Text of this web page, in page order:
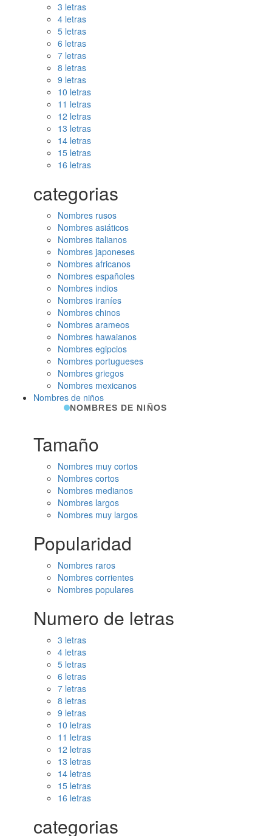
3 letras
4 letras
5 letras
6 letras
7 letras
8 letras
9 letras
10 letras
11 letras
12 letras
13 letras
14 letras
15 letras
16 letras
categorias
Nombres rusos
Nombres asiáticos
Nombres italianos
Nombres japoneses
Nombres africanos
Nombres españoles
Nombres indios
Nombres iraníes
Nombres chinos
Nombres arameos
Nombres hawaianos
Nombres egipcios
Nombres portugueses
Nombres griegos
Nombres mexicanos
Nombres de niños
NOMBRES DE NIÑOS
Tamaño
Nombres muy cortos
Nombres cortos
Nombres medianos
Nombres largos
Nombres muy largos
Popularidad
Nombres raros
Nombres corrientes
Nombres populares
Numero de letras
3 letras
4 letras
5 letras
6 letras
7 letras
8 letras
9 letras
10 letras
11 letras
12 letras
13 letras
14 letras
15 letras
16 letras
categorias